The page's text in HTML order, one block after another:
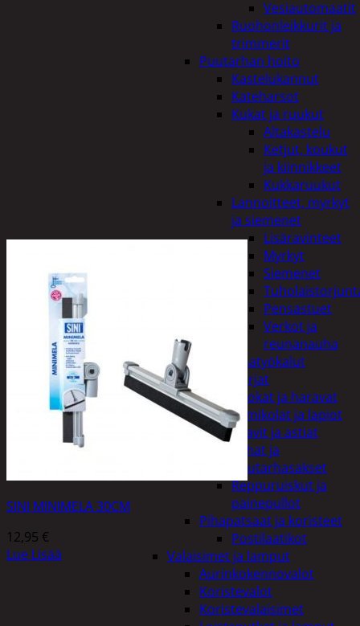
Vesiautomaatit
Ruohonleikkurit ja
trimmerit
Puutarhan hoito
Kastelukannut
Kateharsot
Kukat ja ruukut
Altakastelu
Ketjut, koukut
ja kiinnikkeet
Kukkaruukut
Lannoitteet, myrkyt
ja siemenet
Lisäravinteet
Myrkyt
Siemenet
Pensastuet
Verkot ja
reunanauha
Puutarhatyökalut
Harjat
Kuokat ja haravat
Lumikolat ja lapiot
Saavit ja astiat
Sahat ja
puutarhasakset
Reppuruiskut ja
painepullot
Pihapatsaat ja koristeet
Postilaatikot
Valaisimet ja lamput
Aurinkokennovalot
Koristevalot
Koristevalaisimet
SINI MINIMELA 30CM
12,95 €
Lue Lisää